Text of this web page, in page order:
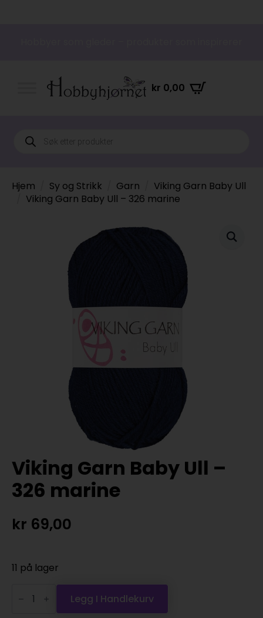
kr 0,00
Products
search
Hjem Sy og Strikk Garn
Viking Garn Baby Ull
Viking Garn Baby Ull – 326 marine
Viking Garn Baby Ull –
326 marine
kr 69,00
11 på lager
Garn
Baby
Legg I Handlekurv